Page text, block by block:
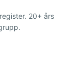
20+ års